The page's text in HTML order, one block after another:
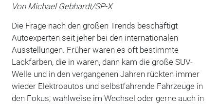
Von Michael Gebhardt/SP-X
Die Frage nach den großen Trends beschäftigt
Autoexperten seit jeher bei den internationalen
Ausstellungen. Früher waren es oft bestimmte
Lackfarben, die in waren, dann kam die große SUV-
Welle und in den vergangenen Jahren rückten immer
wieder Elektroautos und selbstfahrende Fahrzeuge in
den Fokus; wahlweise im Wechsel oder gerne auch in